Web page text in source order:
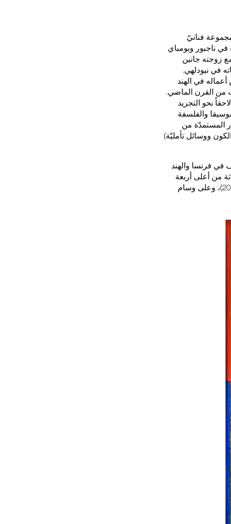
فنانيّ
الهند الوسطى في الثاني عشر من فبراير عام 1922. تدرّب في ناجبور وبومباي
زوجته جانين
حياته في نيودلهي.
في الهند
من القرن الماضي.
نحو التجريد
والفلسفة
المستمدّة من
ووسائل تأمليّة)
في فرنسا والهند
باريس عام 1956، وحصلَ على ثلاثة من أعلى أربعة
أوسمة مدنيّة في الهند: بادما شري (1981) وبادما بوشان (2007) وبادما فيبهوشان (2013)، وعلى وسام
متحف